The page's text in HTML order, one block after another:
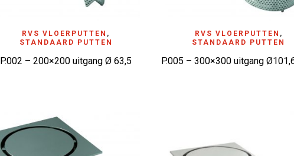
ADD TO WISHLIST
RVS VLOERPUTTEN ,
STANDAARD PUTTEN
P.002 – 200×200 uitgang Ø 63,5
ADD TO WISHLIST
RVS VLOERPUTTEN ,
STANDAARD PUTTEN
P.005 – 300×300 uitgang